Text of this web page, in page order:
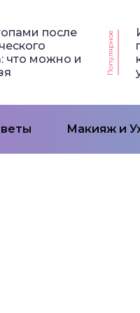
после
что можно и
Популярное
Макияж и